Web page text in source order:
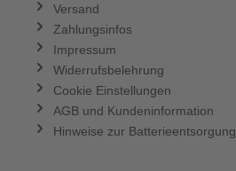
Versand
Zahlungsinfos
Impressum
Widerrufsbelehrung
Cookie Einstellungen
AGB und Kundeninformation
Hinweise zur Batterieentsorgung